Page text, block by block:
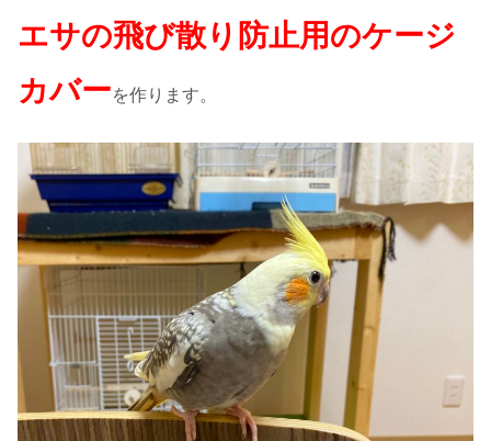
エサの飛び散り防止用のケージ
カバーを作ります。